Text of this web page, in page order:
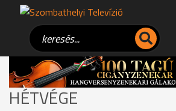
HÉTVÉGE